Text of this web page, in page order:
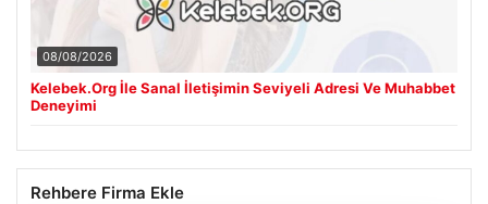
08/08/2026
Kelebek.Org İle Sanal İletişimin Seviyeli Adresi Ve Muhabbet
Deneyimi
Rehbere Firma Ekle